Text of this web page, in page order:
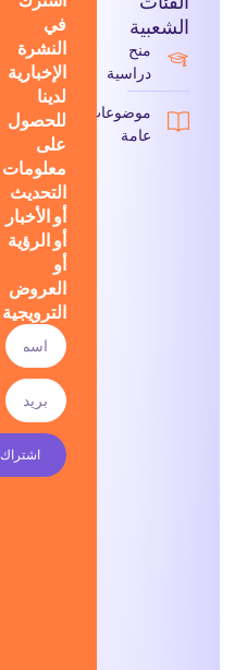
الشعبية
منح
دراسية
موضوعات
عامة
في
النشرة
الإخبارية
لدينا
للحصول
على
معلومات
التحديث
أو الأخبار
أو الرؤية
أو
العروض
الترويجية
اشتراك